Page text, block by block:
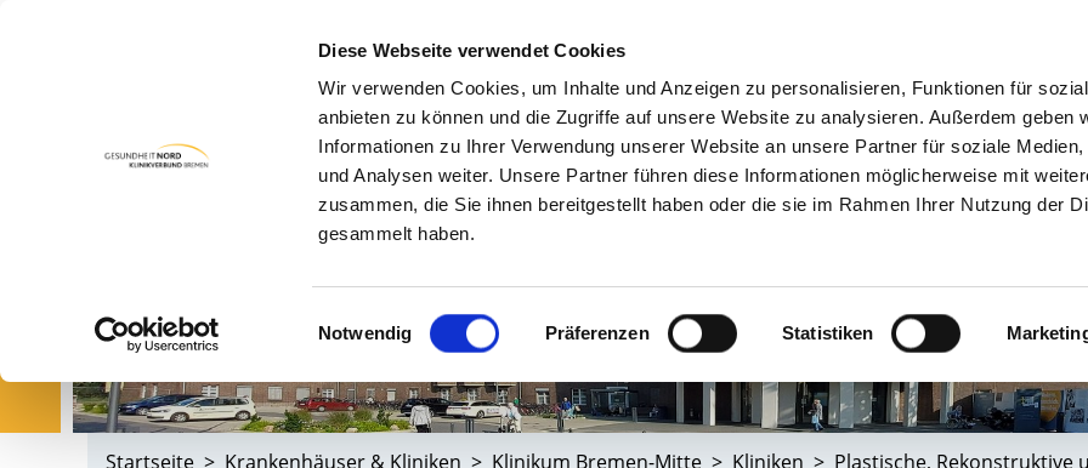
Diese Webseite verwendet Cookies
Wir verwenden Cookies, um Inhalte und Anzeigen zu personalisieren, Funktionen für
anbieten zu können und die Zugriffe auf unsere Website zu analysieren. Außerdem geben
Informationen zu Ihrer Verwendung unserer Website an unsere Partner für soziale Medien,
und Analysen weiter. Unsere Partner führen diese Informationen möglicherweise mit
zusammen, die Sie ihnen bereitgestellt haben oder die sie im Rahmen Ihrer Nutzung der
gesammelt haben.
Einwilligungsauswahl
Notwendig Präferenzen Statistiken
PATIENT & BESUCHER KRANKENHÄUSER & KLINIKEN KARRIERE
Startseite Krankenhäuser & Kliniken Klinikum Bremen-Mitte Kliniken
Plastische, Rekonstruktive